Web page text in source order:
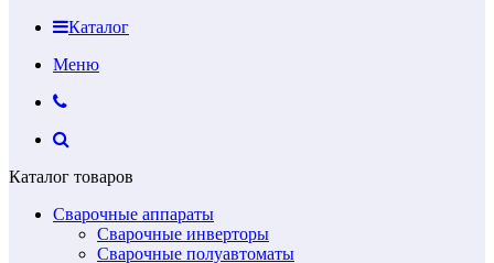
Каталог
Меню
Каталог товаров
Сварочные аппараты
Сварочные инверторы
Сварочные полуавтоматы